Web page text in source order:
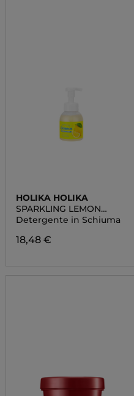
HOLIKA HOLIKA
SPARKLING LEMON
BUBBLE CLEANSER
Detergente in Schiuma
18,48 €